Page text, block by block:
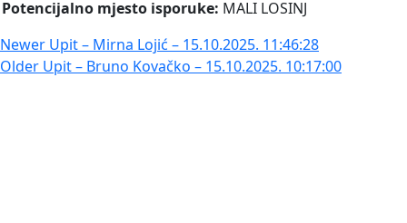
Potencijalno mjesto isporuke: MALI LOSINJ
Newer Upit – Mirna Lojić – 15.10.2025. 11:46:28
Older Upit – Bruno Kovačko – 15.10.2025. 10:17:00